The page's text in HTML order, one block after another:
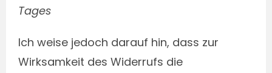
Tages
Ich weise jedoch darauf hin, dass zur
Wirksamkeit des Widerrufs die